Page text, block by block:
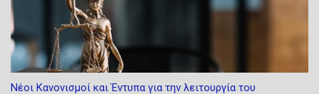
Νέοι Κανονισμοί και Έντυπα για την λειτουργία του